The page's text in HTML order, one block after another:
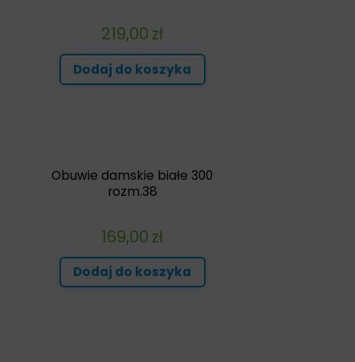
219,00 zł
Dodaj do koszyka
Obuwie damskie białe 300
rozm.38
169,00 zł
Dodaj do koszyka